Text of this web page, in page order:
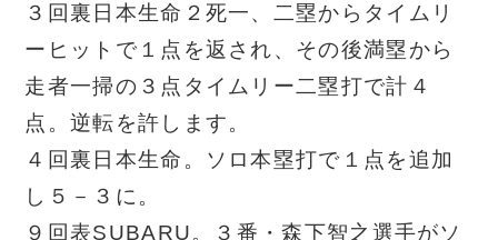
３回裏日本生命２死一、二塁からタイムリ
ーヒットで１点を返され、その後満塁から
走者一掃の３点タイムリー二塁打で計４
点。逆転を許します。
４回裏日本生命。ソロ本塁打で１点を追加
し５－３に。
９回表SUBARU。３番・森下智之選手がソ